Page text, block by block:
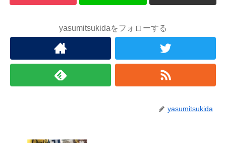
yasumitsukidaをフォローする
yasumitsukida